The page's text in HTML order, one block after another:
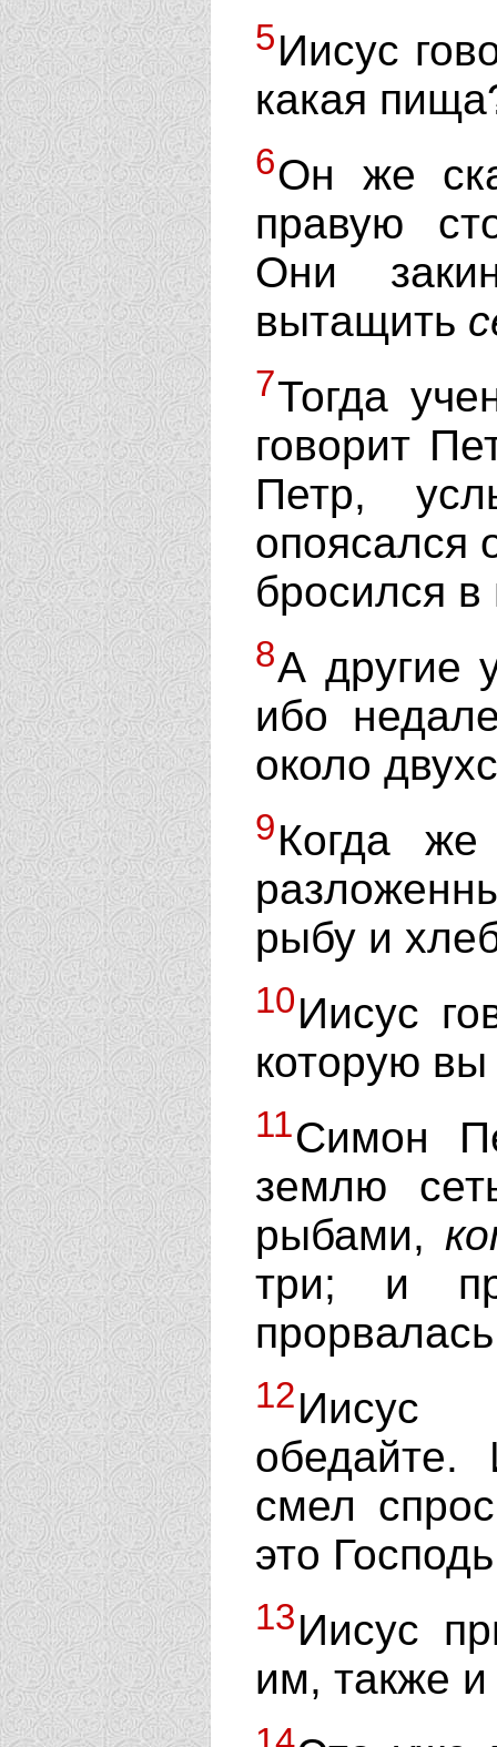
5Иисус
какая
6Он же
правую
Они
вытащить
7Тогда
говорит
Петр,
опоясался
бросился
8А другие
ибо
около
9Когда
рыбу и
10Иисус
которую
11Симон
землю
рыбами,
три; и
12Иисус
смел
это
13Иисус
им, также